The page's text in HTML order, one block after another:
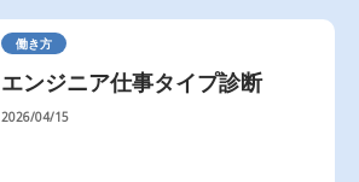
働き方
エンジニア仕事タイプ診断
2026/04/15